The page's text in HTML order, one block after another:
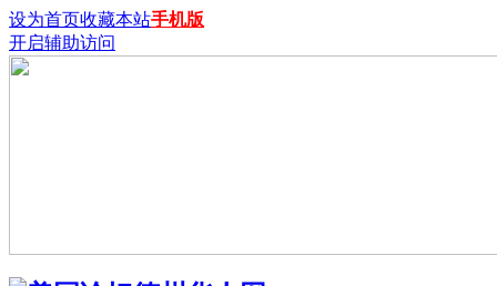
设为首页收藏本站手机版
开启辅助访问